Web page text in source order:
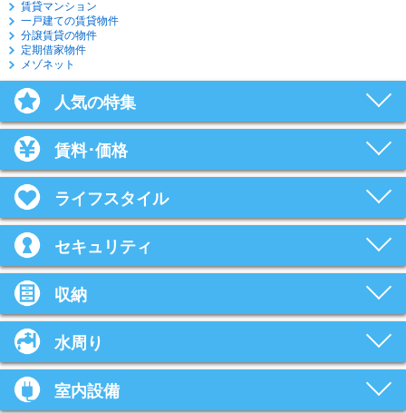
賃貸マンション
一戸建ての賃貸物件
分譲賃貸の物件
定期借家物件
メゾネット
人気の特集
賃料･価格
ライフスタイル
セキュリティ
収納
水周り
室内設備